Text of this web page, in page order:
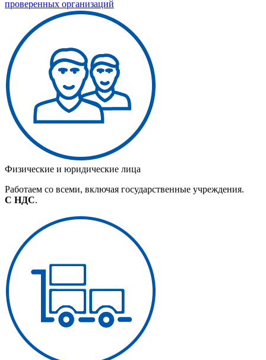
проверенных организаций
Физические и юридические лица
Работаем со всеми, включая государственные учреждения.
С НДС.